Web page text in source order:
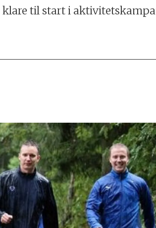
til start i